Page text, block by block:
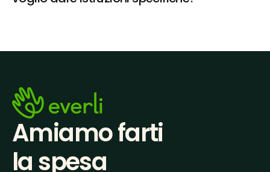
Amiamo farti
la spesa